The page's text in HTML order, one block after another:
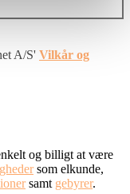
A/S' Vilkår og
og billigt at være
som elkunde,
samt gebyrer.